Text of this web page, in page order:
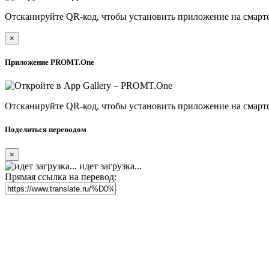
Отсканируйте QR-код, чтобы установить приложение на
×
Приложение PROMT.One
Отсканируйте QR-код, чтобы установить приложение на
Поделиться переводом
×
идет загрузка...
Прямая ссылка на перевод: